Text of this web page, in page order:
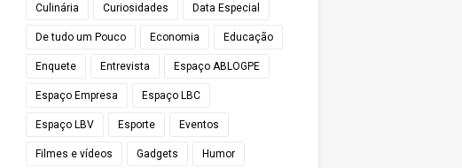
Culinária Curiosidades Data Especial
De tudo um Pouco Economia Educação
Enquete Entrevista Espaço ABLOGPE
Espaço Empresa Espaço LBC
Espaço LBV Esporte Eventos
Filmes e vídeos Gadgets Humor